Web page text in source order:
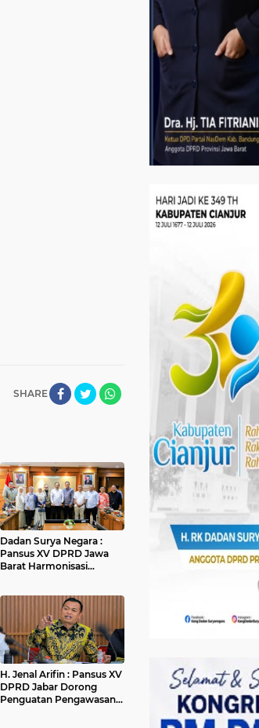
SHARE
Dadan Surya Negara :
Pansus XV DPRD Jawa
Barat Harmonisasi
H. Jenal Arifin : Pansus XV
DPRD Jabar Dorong
Penguatan Pengawasan